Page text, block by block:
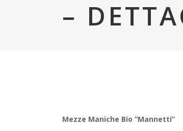
–
Mezze Maniche Bio “Mannetti”